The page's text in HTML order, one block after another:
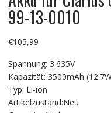
99-13-0010
€105,99
Spannung: 3.635V
Kapazität: 3500mAh
Typ: Li-ion
Artikelzustand:Neu